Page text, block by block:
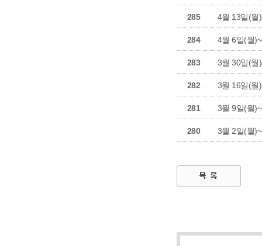
285 4월 13일(월
284 4월 6일(월
283 3월 30일(월
282 3월 16일(월
281 3월 9일(월
280 3월 2일(월